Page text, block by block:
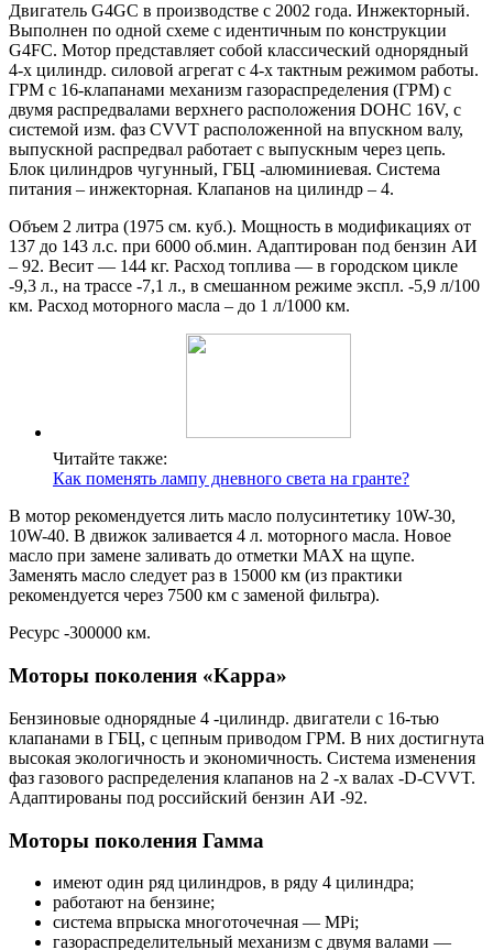
Двигатель G4GC в производстве с 2002 года. Инжекторный.
Выполнен по одной схеме с идентичным по конструкции
G4FC. Мотор представляет собой классический однорядный
4-х цилиндр. силовой агрегат с 4-х тактным режимом работы.
ГРМ с 16-клапанами механизм газораспределения (ГРМ) с
двумя распредвалами верхнего расположения DOHC 16V, с
системой изм. фаз CVVT расположенной на впускном валу,
выпускной распредвал работает с выпускным через цепь.
Блок цилиндров чугунный, ГБЦ -алюминиевая. Система
питания – инжекторная. Клапанов на цилиндр – 4.
Объем 2 литра (1975 см. куб.). Мощность в модификациях от
137 до 143 л.с. при 6000 об.мин. Адаптирован под бензин АИ
– 92. Весит — 144 кг. Расход топлива — в городском цикле
-9,3 л., на трассе -7,1 л., в смешанном режиме экспл. -5,9 л/100
км. Расход моторного масла – до 1 л/1000 км.
Читайте также:
Как поменять лампу дневного света на гранте?
В мотор рекомендуется лить масло полусинтетику 10W-30,
10W-40. В движок заливается 4 л. моторного масла. Новое
масло при замене заливать до отметки MAX на щупе.
Заменять масло следует раз в 15000 км (из практики
рекомендуется через 7500 км с заменой фильтра).
Ресурс -300000 км.
Моторы поколения «Kappa»
Бензиновые однорядные 4 -цилиндр. двигатели с 16-тью
клапанами в ГБЦ, с цепным приводом ГРМ. В них достигнута
высокая экологичность и экономичность. Система изменения
фаз газового распределения клапанов на 2 -х валах -D-CVVT.
Адаптированы под российский бензин АИ -92.
Моторы поколения Гамма
имеют один ряд цилиндров, в ряду 4 цилиндра;
работают на бензине;
система впрыска многоточечная — MPi;
газораспределительный механизм с двумя валами —